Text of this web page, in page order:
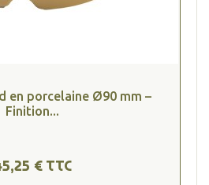
en porcelaine Ø90 mm –
Finition...
€ TTC